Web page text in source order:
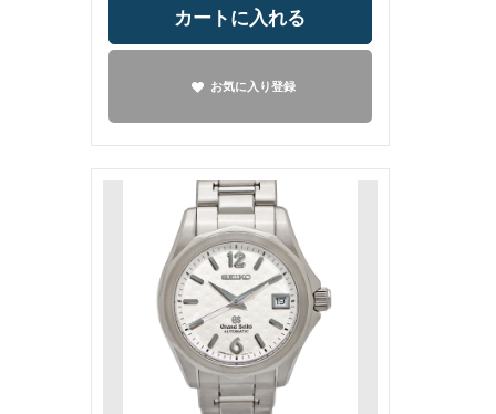
カートに入れる
お気に入り登録